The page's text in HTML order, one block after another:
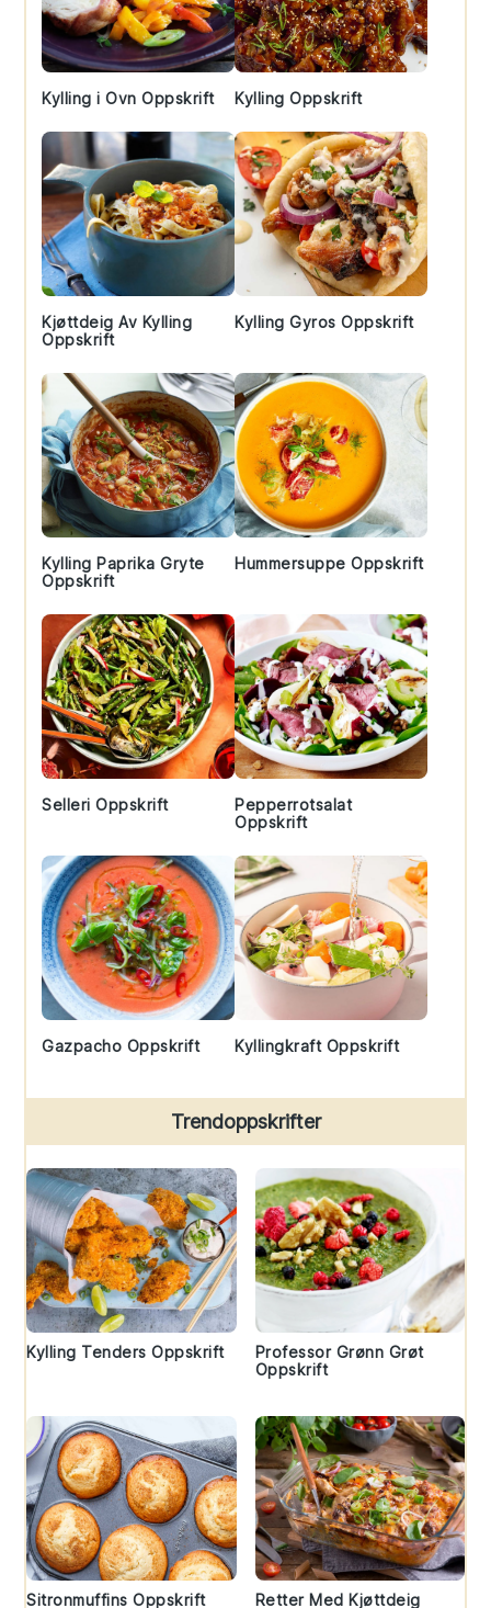
Kylling i Ovn Oppskrift Kylling Oppskrift
Kjøttdeig Av Kylling
Oppskrift
Kylling Gyros Oppskrift
Kylling Paprika Gryte
Oppskrift
Hummersuppe Oppskrift
Selleri Oppskrift
Pepperrotsalat
Oppskrift
Gazpacho Oppskrift Kyllingkraft Oppskrift
Trendoppskrifter
Kylling Tenders Oppskrift
Professor Grønn Grøt
Oppskrift
Sitronmuffins Oppskrift
Retter Med Kjøttdeig